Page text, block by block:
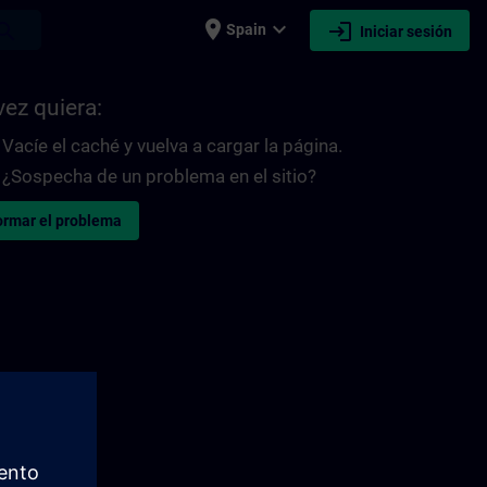
place Spain expand_more login Iniciar sesión
quiera:
Vacíe el caché y vuelva a cargar la página.
¿Sospecha de un problema en el sitio?
el problema